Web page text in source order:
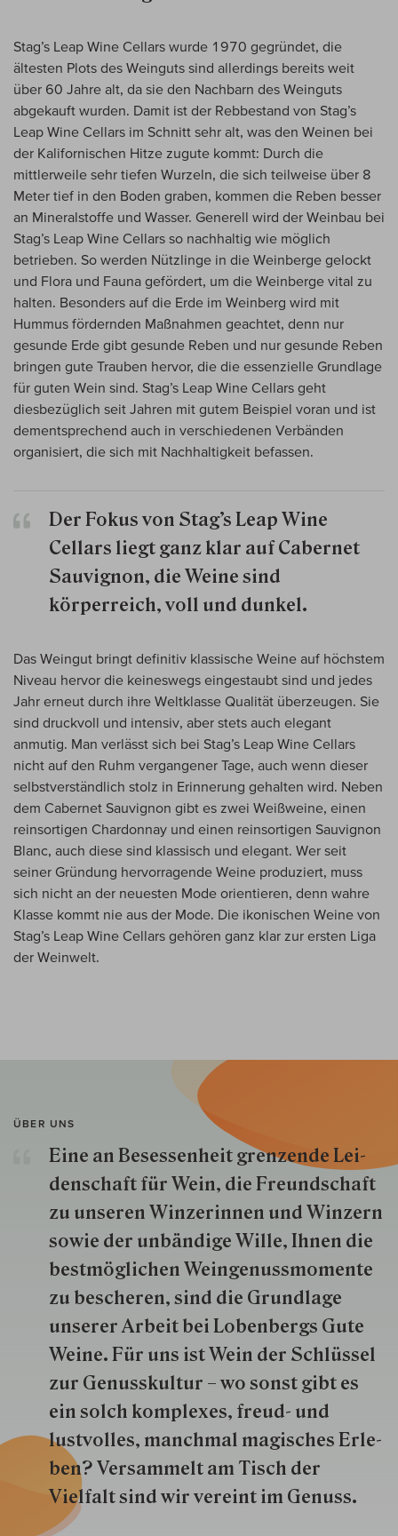
Stag’s Leap Wine Cellars wurde 1970 gegründet, die
ältesten Plots des Weinguts sind allerdings bereits weit
über 60 Jahre alt, da sie den Nachbarn des Weinguts
abgekauft wurden. Damit ist der Rebbestand von Stag’s
Leap Wine Cellars im Schnitt sehr alt, was den Weinen bei
der Kalifornischen Hitze zugute kommt: Durch die
mittlerweile sehr tiefen Wurzeln, die sich teilweise über 8
Meter tief in den Boden graben, kommen die Reben besser
an Mineralstoffe und Wasser. Generell wird der Weinbau bei
Stag’s Leap Wine Cellars so nachhaltig wie möglich
betrieben. So werden Nützlinge in die Weinberge gelockt
und Flora und Fauna gefördert, um die Weinberge vital zu
halten. Besonders auf die Erde im Weinberg wird mit
Hummus fördernden Maßnahmen geachtet, denn nur
gesunde Erde gibt gesunde Reben und nur gesunde Reben
bringen gute Trauben hervor, die die essenzielle Grundlage
für guten Wein sind. Stag’s Leap Wine Cellars geht
diesbezüglich seit Jahren mit gutem Beispiel voran und ist
dementsprechend auch in verschiedenen Verbänden
organisiert, die sich mit Nachhaltigkeit befassen.
Der Fokus von Stag’s Leap Wine
Cellars liegt ganz klar auf Cabernet
Sauvignon, die Weine sind
körperreich, voll und dunkel.
Das Weingut bringt definitiv klassische Weine auf höchstem
Niveau hervor die keineswegs eingestaubt sind und jedes
Jahr erneut durch ihre Weltklasse Qualität überzeugen. Sie
sind druckvoll und intensiv, aber stets auch elegant
anmutig. Man verlässt sich bei Stag’s Leap Wine Cellars
nicht auf den Ruhm vergangener Tage, auch wenn dieser
selbstverständlich stolz in Erinnerung gehalten wird. Neben
dem Cabernet Sauvignon gibt es zwei Weißweine, einen
reinsortigen Chardonnay und einen reinsortigen Sauvignon
Blanc, auch diese sind klassisch und elegant. Wer seit
seiner Gründung hervorragende Weine produziert, muss
sich nicht an der neuesten Mode orientieren, denn wahre
Klasse kommt nie aus der Mode. Die ikonischen Weine von
Stag’s Leap Wine Cellars gehören ganz klar zur ersten Liga
der Weinwelt.
ÜBER UNS
Eine an Besessenheit gren­zende Lei­
den­schaft für Wein, die Freund­schaft
zu unseren Win­zer­innen und Win­zern
so­wie der un­bän­dige Wille, Ihnen die
best­mög­lich­en Wein­genuss­momente
zu besche­ren, sind die Grund­lage
unserer Arbeit bei Lobenbergs Gute
Weine. Für uns ist Wein der Schlüs­sel
zur Genuss­kultur – wo sonst gibt es
ein solch kom­plexes, freud- und
lustvolles, manchmal ma­gisch­es Er­le­
ben? Versammelt am Tisch der
Vielfalt sind wir ver­eint im Genuss.